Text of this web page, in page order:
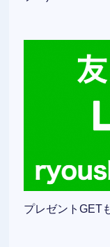
プレゼントGET